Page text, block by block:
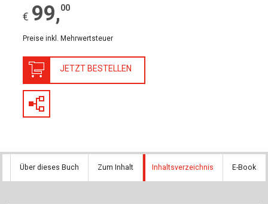
€ 99,00
Preise inkl. Mehrwertsteuer
JETZT BESTELLEN
Über dieses Buch Zum Inhalt Inhaltsverzeichnis E-Book